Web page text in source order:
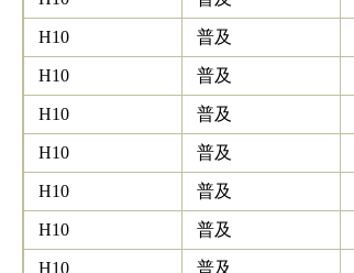
H10 普及
H10 普及
H10 普及
H10 普及
H10 普及
H10 普及
H10 普及